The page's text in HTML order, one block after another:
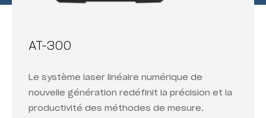
AT-300
Le système laser linéaire numérique de
nouvelle génération redéfinit la précision et la
productivité des méthodes de mesure.